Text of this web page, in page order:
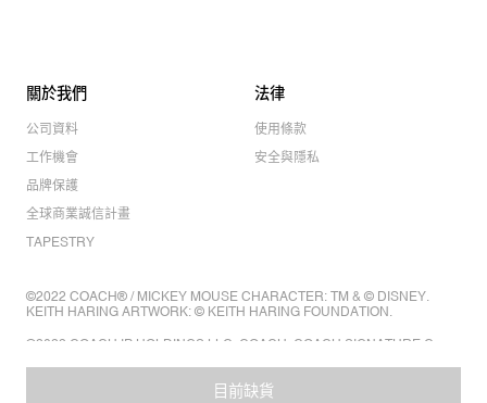
目前缺貨
關於我們
公司資料
工作機會
品牌保護
全球商業誠信計畫
TAPESTRY
法律
使用條款
安全與隱私
©2022 COACH® / MICKEY MOUSE CHARACTER: TM & © DISNEY.
KEITH HARING ARTWORK: © KEITH HARING FOUNDATION.
©2022 COACH IP HOLDINGS LLC. COACH, COACH SIGNATURE C